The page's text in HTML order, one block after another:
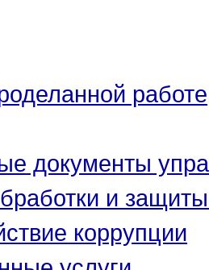
работе
документы
и
коррупции